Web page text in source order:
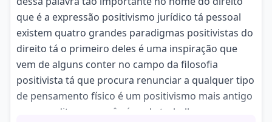
que é a expressão positivismo jurídico tá pessoal
existem quatro grandes paradigmas positivistas do
direito tá o primeiro deles é uma inspiração que
vem de alguns conter no campo da filosofia
positivista tá que procura renunciar a qualquer tipo
de pensamento físico é um positivismo mais antigo
que acredita que você só pode trabalhar